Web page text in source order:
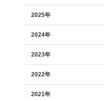
2025年
2024年
2023年
2022年
2021年